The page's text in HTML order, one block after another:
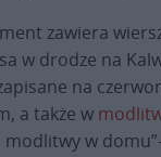
zawiera
w drodze na
na
a także w
modlitwy w